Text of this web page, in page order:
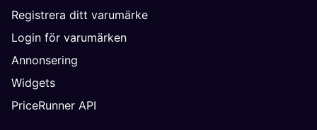
Registrera ditt varumärke
Login för varumärken
Annonsering
Widgets
PriceRunner API